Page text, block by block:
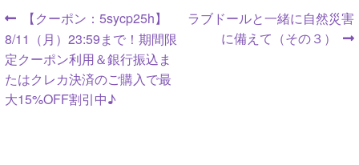
投
稿
ナ
ビ
前
の
投
稿:
【クーポン：5sycp25h】
8/11（月）23:59まで！期間限
定クーポン利用＆銀行振込ま
たはクレカ決済のご購入で最
大15%OFF割引中♪
次
ラブドールと一緒に自然災害
に備えて（その３）